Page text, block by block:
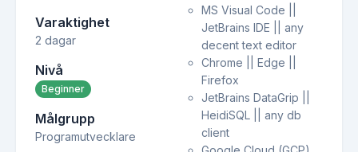
Varaktighet
2 dagar
Nivå
Beginner
Målgrupp
Programutvecklare
MS Visual Code ||
JetBrains IDE || any
decent text editor
Chrome || Edge ||
Firefox
JetBrains DataGrip ||
HeidiSQL || any db
client